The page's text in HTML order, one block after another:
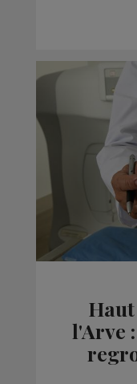
l'Arve